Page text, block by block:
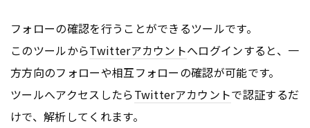
フォローの確認を行うことができるツールです。
このツールからTwitterアカウントへログインすると、一
方方向のフォローや相互フォローの確認が可能です。
ツールへアクセスしたらTwitterアカウントで認証するだ
けで、解析してくれます。